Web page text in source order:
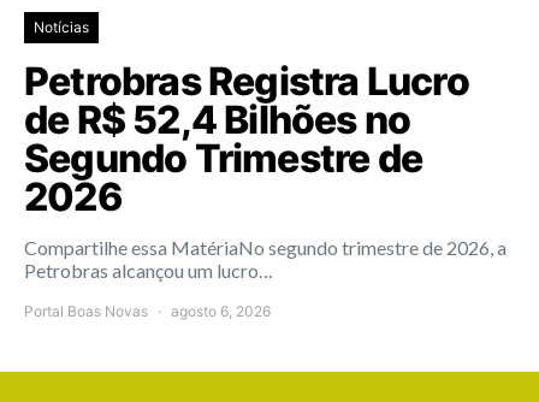
Notícias
Petrobras Registra Lucro
de R$ 52,4 Bilhões no
Segundo Trimestre de
2026
Compartilhe essa MatériaNo segundo trimestre de 2026, a
Petrobras alcançou um lucro…
Portal Boas Novas agosto 6, 2026